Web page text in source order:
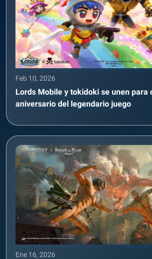
Feb 10, 2026
Lords Mobile y tokidoki se unen para
aniversario del legendario juego
Ene 16, 2026